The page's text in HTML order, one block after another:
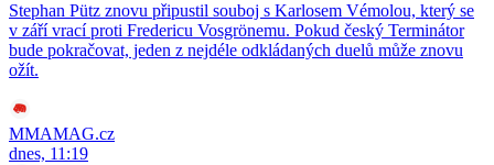
Stephan Pütz znovu připustil souboj s Karlosem Vémolou, který se
v září vrací proti Fredericu Vosgrönemu. Pokud český Terminátor
bude pokračovat, jeden z nejdéle odkládaných duelů může znovu
ožít.
MMAMAG.cz
dnes, 11:19